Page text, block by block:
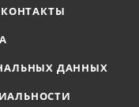
КОНТАКТЫ
ДАННЫХ